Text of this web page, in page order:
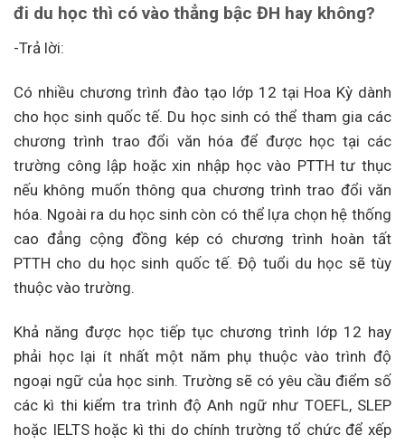
đi du học thì có vào thẳng bậc ĐH hay không?
-Trả lời:
Có nhiều chương trình đào tạo lớp 12 tại Hoa Kỳ dành
cho học sinh quốc tế. Du học sinh có thể tham gia các
chương trình trao đổi văn hóa để được học tại các
trường công lập hoặc xin nhập học vào PTTH tư thục
nếu không muốn thông qua chương trình trao đổi văn
hóa. Ngoài ra du học sinh còn có thể lựa chọn hệ thống
cao đẳng cộng đồng kép có chương trình hoàn tất
PTTH cho du học sinh quốc tế. Độ tuổi du học sẽ tùy
thuộc vào trường.
Khả năng được học tiếp tục chương trình lớp 12 hay
phải học lại ít nhất một năm phụ thuộc vào trình độ
ngoại ngữ của học sinh. Trường sẽ có yêu cầu điểm số
các kì thi kiểm tra trình độ Anh ngữ như TOEFL, SLEP
hoặc IELTS hoặc kì thi do chính trường tổ chức để xếp